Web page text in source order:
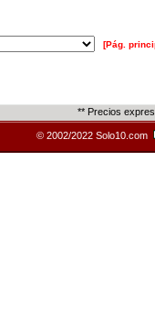
[Pág.
** Precios
© 2002/2022 Solo10.com